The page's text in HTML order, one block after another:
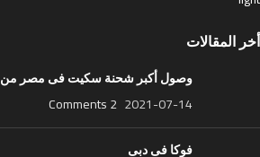
أخر المقالات
وصول أكبر شحنة سكيت فى مصر من VOKA
2021-07-14
2 Comments
فوكا فى دبى